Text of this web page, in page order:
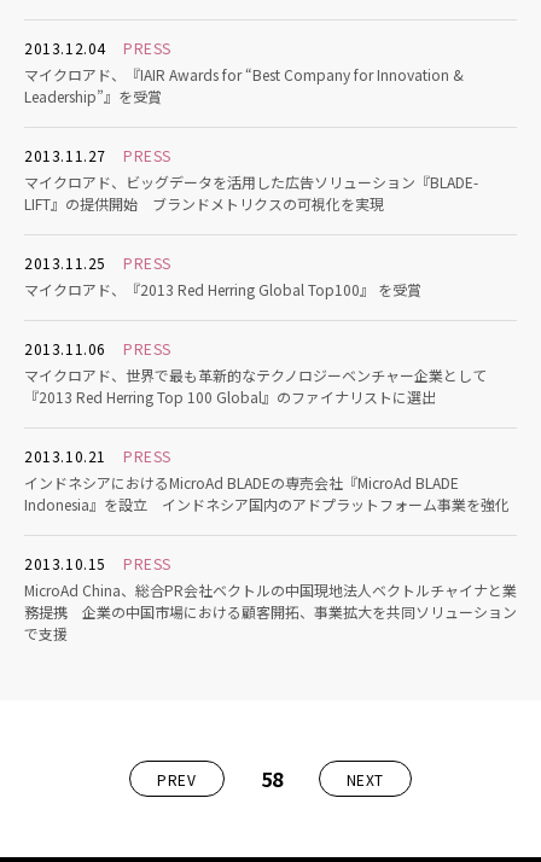
2013.12.04
PRESS
マイクロアド、『IAIR Awards for “Best Company for Innovation &
Leadership”』を受賞
2013.11.27
PRESS
マイクロアド、ビッグデータを活用した広告ソリューション『BLADE-
LIFT』の提供開始 ブランドメトリクスの可視化を実現
2013.11.25
PRESS
マイクロアド、『2013 Red Herring Global Top100』 を受賞
2013.11.06
PRESS
マイクロアド、世界で最も革新的なテクノロジーベンチャー企業として
『2013 Red Herring Top 100 Global』のファイナリストに選出
2013.10.21
PRESS
インドネシアにおけるMicroAd BLADEの専売会社『MicroAd BLADE
Indonesia』を設立 インドネシア国内のアドプラットフォーム事業を強化
2013.10.15
PRESS
MicroAd China、総合PR会社ベクトルの中国現地法人ベクトルチャイナと業
務提携 企業の中国市場における顧客開拓、事業拡大を共同ソリューション
で支援
PREV 58 NEXT